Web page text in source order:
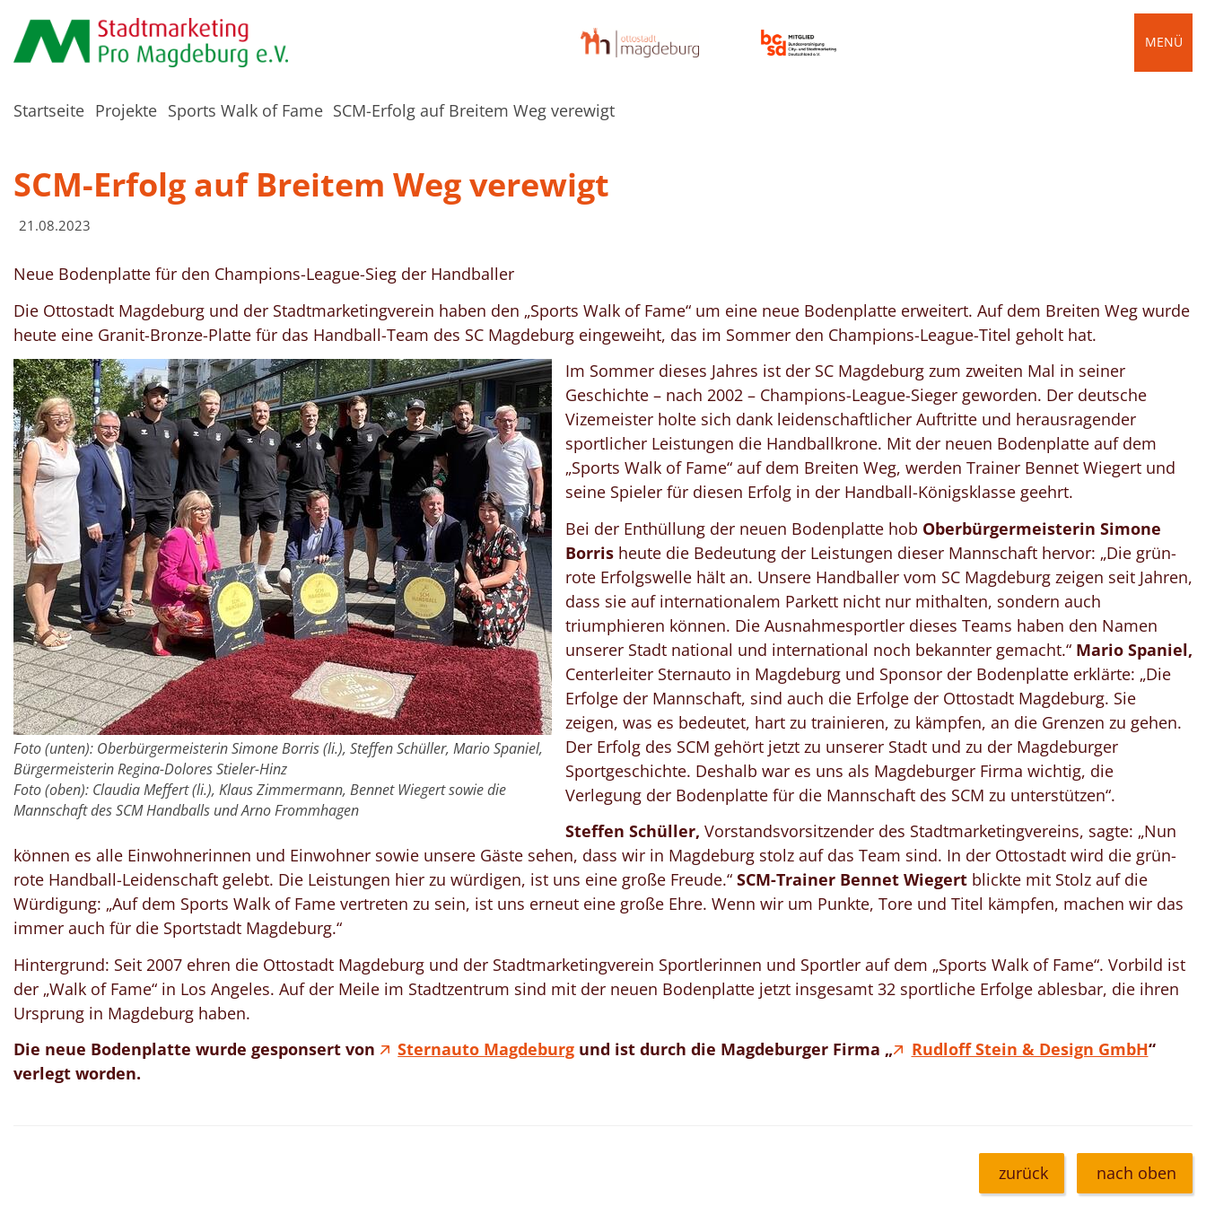
MENÜ
Startseite Projekte Sports Walk of Fame SCM-Erfolg auf Breitem Weg verewigt
SCM-Erfolg auf Breitem Weg verewigt
21.08.2023
Neue Bodenplatte für den Champions-League-Sieg der Handballer
Die Ottostadt Magdeburg und der Stadtmarketingverein haben den „Sports Walk of Fame“ um eine neue Bodenplatte erweitert. Auf dem Breiten Weg wurde
heute eine Granit-Bronze-Platte für das Handball-Team des SC Magdeburg eingeweiht, das im Sommer den Champions-League-Titel geholt hat.
Foto (unten): Oberbürgermeisterin Simone Borris (li.), Steffen Schüller, Mario Spaniel,
Bürgermeisterin Regina-Dolores Stieler-Hinz
Foto (oben): Claudia Meffert (li.), Klaus Zimmermann, Bennet Wiegert sowie die
Mannschaft des SCM Handballs und Arno Frommhagen
Im Sommer dieses Jahres ist der SC Magdeburg zum zweiten Mal in seiner
Geschichte – nach 2002 – Champions-League-Sieger geworden. Der deutsche
Vizemeister holte sich dank leidenschaftlicher Auftritte und herausragender
sportlicher Leistungen die Handballkrone. Mit der neuen Bodenplatte auf dem
„Sports Walk of Fame“ auf dem Breiten Weg, werden Trainer Bennet Wiegert und
seine Spieler für diesen Erfolg in der Handball-Königsklasse geehrt.
Bei der Enthüllung der neuen Bodenplatte hob Oberbürgermeisterin Simone
Borris heute die Bedeutung der Leistungen dieser Mannschaft hervor: „Die grün-
rote Erfolgswelle hält an. Unsere Handballer vom SC Magdeburg zeigen seit Jahren,
dass sie auf internationalem Parkett nicht nur mithalten, sondern auch
triumphieren können. Die Ausnahmesportler dieses Teams haben den Namen
unserer Stadt national und international noch bekannter gemacht.“ Mario Spaniel,
Centerleiter Sternauto in Magdeburg und Sponsor der Bodenplatte erklärte: „Die
Erfolge der Mannschaft, sind auch die Erfolge der Ottostadt Magdeburg. Sie
zeigen, was es bedeutet, hart zu trainieren, zu kämpfen, an die Grenzen zu gehen.
Der Erfolg des SCM gehört jetzt zu unserer Stadt und zu der Magdeburger
Sportgeschichte. Deshalb war es uns als Magdeburger Firma wichtig, die
Verlegung der Bodenplatte für die Mannschaft des SCM zu unterstützen“.
Steffen Schüller, Vorstandsvorsitzender des Stadtmarketingvereins, sagte: „Nun
können es alle Einwohnerinnen und Einwohner sowie unsere Gäste sehen, dass wir in Magdeburg stolz auf das Team sind. In der Ottostadt wird die grün-
rote Handball-Leidenschaft gelebt. Die Leistungen hier zu würdigen, ist uns eine große Freude.“ SCM-Trainer Bennet Wiegert blickte mit Stolz auf die
Würdigung: „Auf dem Sports Walk of Fame vertreten zu sein, ist uns erneut eine große Ehre. Wenn wir um Punkte, Tore und Titel kämpfen, machen wir das
immer auch für die Sportstadt Magdeburg.“
Hintergrund: Seit 2007 ehren die Ottostadt Magdeburg und der Stadtmarketingverein Sportlerinnen und Sportler auf dem „Sports Walk of Fame“. Vorbild ist
der „Walk of Fame“ in Los Angeles. Auf der Meile im Stadtzentrum sind mit der neuen Bodenplatte jetzt insgesamt 32 sportliche Erfolge ablesbar, die ihren
Ursprung in Magdeburg haben.
Die neue Bodenplatte wurde gesponsert von
Sternauto Magdeburg und ist durch die Magdeburger Firma „ Rudloff Stein & Design GmbH“
verlegt worden.
zurück nach oben